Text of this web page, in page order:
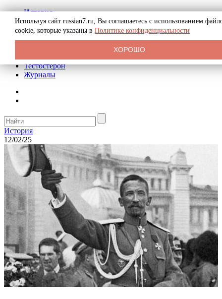
История
Биография
Криминал
Реклама на сайте
Тестостерон
Журналы
История
12/02/25
Используя сайт russian7.ru, Вы соглашаетесь с использованием
cookie, которые указаны в Политике конфиденциальности
ХОРОШО